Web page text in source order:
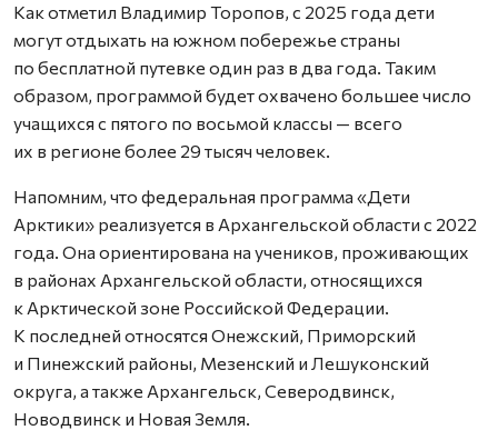
Как отметил Владимир Торопов, с 2025 года дети
могут отдыхать на южном побережье страны
по бесплатной путевке один раз в два года. Таким
образом, программой будет охвачено большее число
учащихся с пятого по восьмой классы — всего
их в регионе более 29 тысяч человек.
Напомним, что федеральная программа «Дети
Арктики» реализуется в Архангельской области с 2022
года. Она ориентирована на учеников, проживающих
в районах Архангельской области, относящихся
к Арктической зоне Российской Федерации.
К последней относятся Онежский, Приморский
и Пинежский районы, Мезенский и Лешуконский
округа, а также Архангельск, Северодвинск,
Новодвинск и Новая Земля.